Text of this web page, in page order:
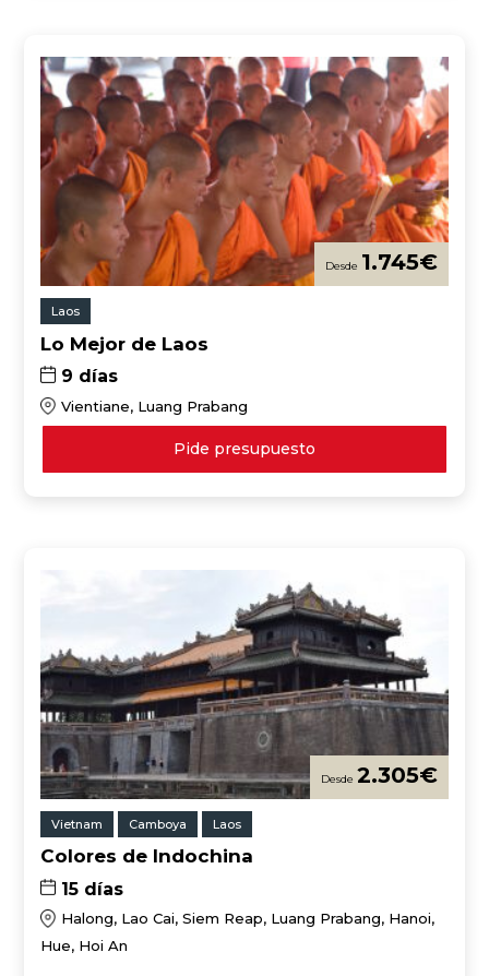
1.745€
Laos
Lo Mejor de Laos
9 días
Vientiane, Luang Prabang
Pide presupuesto
2.305€
Vietnam Camboya Laos
Colores de Indochina
15 días
Halong, Lao Cai, Siem Reap, Luang Prabang, Hanoi,
Hue, Hoi An